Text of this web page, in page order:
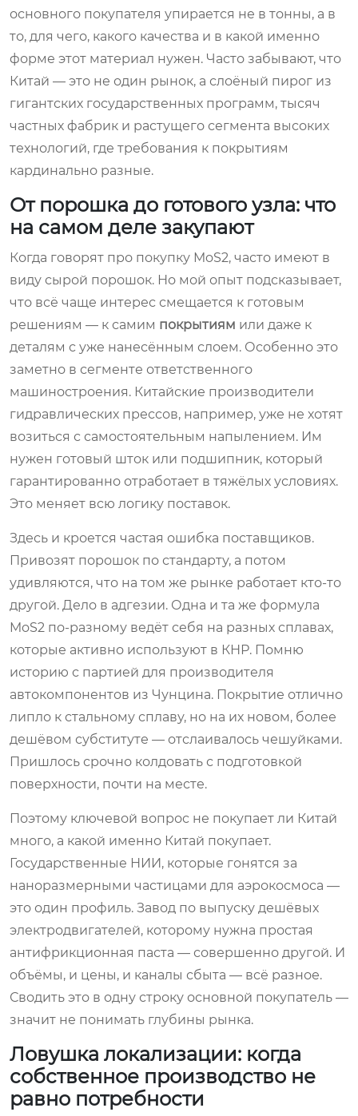
основного покупателя упирается не в тонны, а в
то, для чего, какого качества и в какой именно
форме этот материал нужен. Часто забывают, что
Китай — это не один рынок, а слоёный пирог из
гигантских государственных программ, тысяч
частных фабрик и растущего сегмента высоких
технологий, где требования к покрытиям
кардинально разные.
От порошка до готового узла: что
на самом деле закупают
Когда говорят про покупку MoS2, часто имеют в
виду сырой порошок. Но мой опыт подсказывает,
что всё чаще интерес смещается к готовым
решениям — к самим покрытиям или даже к
деталям с уже нанесённым слоем. Особенно это
заметно в сегменте ответственного
машиностроения. Китайские производители
гидравлических прессов, например, уже не хотят
возиться с самостоятельным напылением. Им
нужен готовый шток или подшипник, который
гарантированно отработает в тяжёлых условиях.
Это меняет всю логику поставок.
Здесь и кроется частая ошибка поставщиков.
Привозят порошок по стандарту, а потом
удивляются, что на том же рынке работает кто-то
другой. Дело в адгезии. Одна и та же формула
MoS2 по-разному ведёт себя на разных сплавах,
которые активно используют в КНР. Помню
историю с партией для производителя
автокомпонентов из Чунцина. Покрытие отлично
липло к стальному сплаву, но на их новом, более
дешёвом субституте — отслаивалось чешуйками.
Пришлось срочно колдовать с подготовкой
поверхности, почти на месте.
Поэтому ключевой вопрос не покупает ли Китай
много, а какой именно Китай покупает.
Государственные НИИ, которые гонятся за
наноразмерными частицами для аэрокосмоса —
это один профиль. Завод по выпуску дешёвых
электродвигателей, которому нужна простая
антифрикционная паста — совершенно другой. И
объёмы, и цены, и каналы сбыта — всё разное.
Сводить это в одну строку основной покупатель —
значит не понимать глубины рынка.
Ловушка локализации: когда
собственное производство не
равно потребности